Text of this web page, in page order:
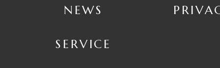
NEWS
SERVICE